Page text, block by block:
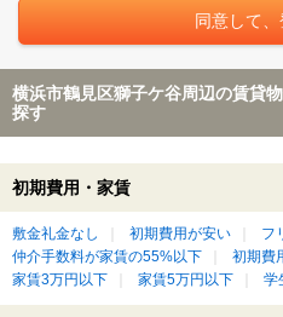
横浜市鶴見区獅子ケ谷周辺の賃貸
探す
初期費用・家賃
敷金礼金なし 初期費用が安い フ
仲介手数料が家賃の55%以下
初期費
家賃3万円以下
家賃5万円以下 学